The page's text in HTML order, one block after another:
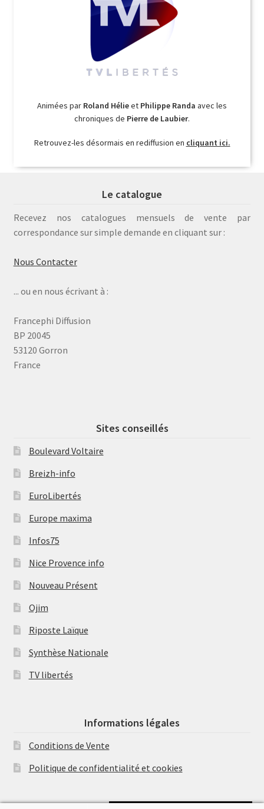
Animées par Roland Hélieet Philippe Randa avec les
chroniques de Pierre de Laubier.
Retrouvez-les désormais en rediffusion en cliquant ici.
Le catalogue
Recevez nos catalogues mensuels de vente par
correspondance sur simple demande en cliquant sur :
Nous Contacter
... ou en nous écrivant à :
Francephi Diffusion
BP 20045
53120 Gorron
France
Sites conseillés
Boulevard Voltaire
Breizh-info
EuroLibertés
Europe maxima
Infos75
Nice Provence info
Nouveau Présent
Ojim
Riposte Laïque
Synthèse Nationale
TV libertés
Informations légales
Conditions de Vente
Politique de confidentialité et cookies